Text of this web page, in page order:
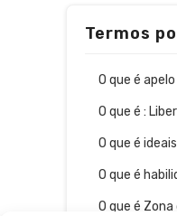
Termos
O que é
O que é :
O que é
O que é
O que é Zona